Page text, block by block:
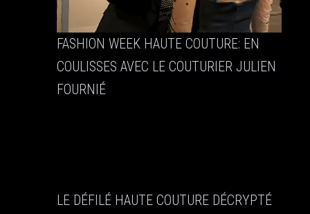
FASHION WEEK HAUTE COUTURE: EN
COULISSES AVEC LE COUTURIER JULIEN
FOURNIÉ
LE DÉFILÉ HAUTE COUTURE DÉCRYPTÉ